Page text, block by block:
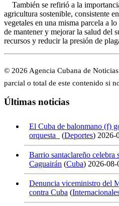
También se refirió a la
agricultura sostenible, consistente
vegetales en una misma parcela a
de mantener y mejorar la salud del
recursos y reducir la presión de
© 2026 Agencia Cubana de
parcial o total de este contenido si
Últimas noticias
El Cuba de balonmano (f)
orquesta
(Deportes) 2026-
Barrio santaclareño celebra
Caguairán (Cuba) 2026-
Denuncia viceministro del
contra Cuba (